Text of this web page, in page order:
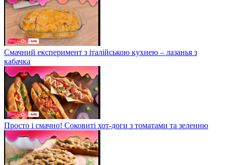
Смачний експеримент з італійською кухнею – лазанья з
кабачка
Просто і смачно! Соковиті хот-доги з томатами та зеленню